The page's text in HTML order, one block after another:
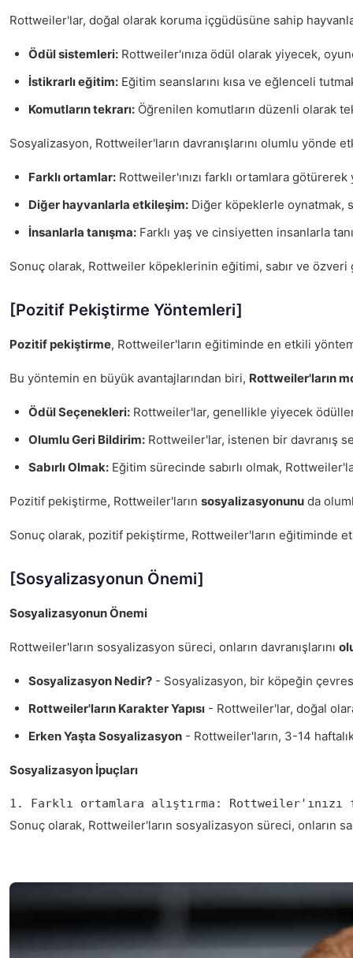
Rottweiler'lar, doğal olarak koruma içgüdüsüne sahip
Ödül sistemleri: Rottweiler'ınıza ödül olarak yiyecek,
İstikrarlı eğitim: Eğitim seanslarını kısa ve eğlenceli
Komutların tekrarı: Öğrenilen komutların düzenli olarak
Sosyalizasyon, Rottweiler'ların davranışlarını olumlu yönde
Farklı ortamlar: Rottweiler'ınızı farklı ortamlara
Diğer hayvanlarla etkileşim: Diğer köpeklerle oynatmak,
İnsanlarla tanışma: Farklı yaş ve cinsiyetten insanlarla
Sonuç olarak, Rottweiler köpeklerinin eğitimi, sabır ve
[Pozitif Pekiştirme Yöntemleri]
Pozitif pekiştirme, Rottweiler'ların eğitiminde en etkili
Bu yöntemin en büyük avantajlarından biri, Rottweiler'ların
Ödül Seçenekleri: Rottweiler'lar, genellikle yiyecek
Olumlu Geri Bildirim: Rottweiler'lar, istenen bir davranış
Sabırlı Olmak: Eğitim sürecinde sabırlı olmak,
Pozitif pekiştirme, Rottweiler'ların sosyalizasyonunu da
Sonuç olarak, pozitif pekiştirme, Rottweiler'ların eğitiminde
[Sosyalizasyonun Önemi]
Sosyalizasyonun Önemi
Rottweiler'ların sosyalizasyon süreci, onların davranışlarını
Sosyalizasyon Nedir? - Sosyalizasyon, bir köpeğin
Rottweiler'ların Karakter Yapısı - Rottweiler'lar, doğal
Erken Yaşta Sosyalizasyon - Rottweiler'ların, 3-14
Sosyalizasyon İpuçları
1. Farklı ortamlara alıştırma:
Sonuç olarak, Rottweiler'ların sosyalizasyon süreci, onların